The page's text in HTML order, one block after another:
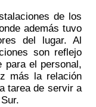
de los
además tuvo
del lugar. Al
son reflejo
para el personal,
más la relación
tarea de servir a